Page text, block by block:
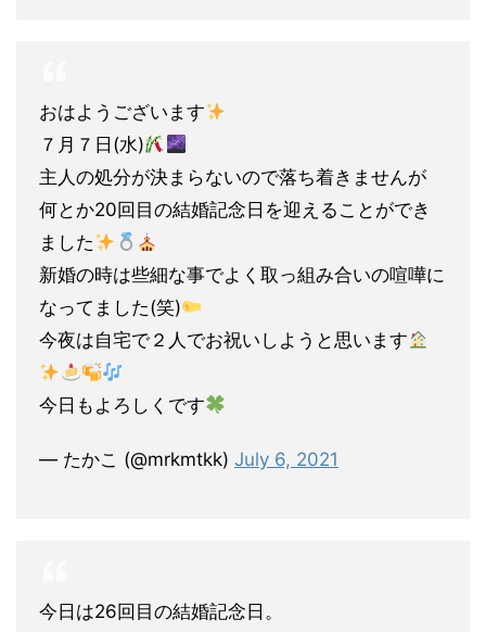
おはようございます
７月７日(水)
主人の処分が決まらないので落ち着きませんが
何とか20回目の結婚記念日を迎えることができ
ました
新婚の時は些細な事でよく取っ組み合いの喧嘩に
なってました(笑)
今夜は自宅で２人でお祝いしようと思います
今日もよろしくです
— たかこ (@mrkmtkk) July 6, 2021
今日は26回目の結婚記念日。